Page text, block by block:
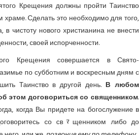
Крещения должны пройти Таинство
Сделать это необходимо для того,
в чистоту нового христианина не внести
своей испорченности.
Крещения совершается в Свято-
по субботним и воскресным дням с
Таинство в другой день. В любом
этом договориться со священником.
когда Вы придете на богослужение в
со свﾏщенником либо до